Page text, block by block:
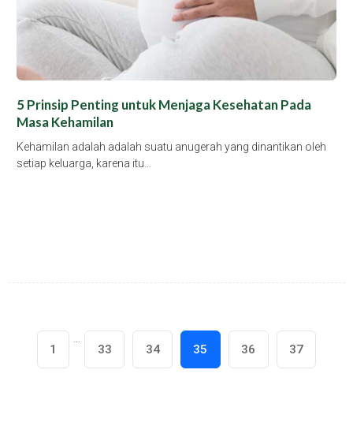
5 Prinsip Penting untuk Menjaga Kesehatan Pada
Masa Kehamilan
Kehamilan adalah adalah suatu anugerah yang dinantikan oleh
setiap keluarga, karena itu…
1
…
33 34 35 36 37